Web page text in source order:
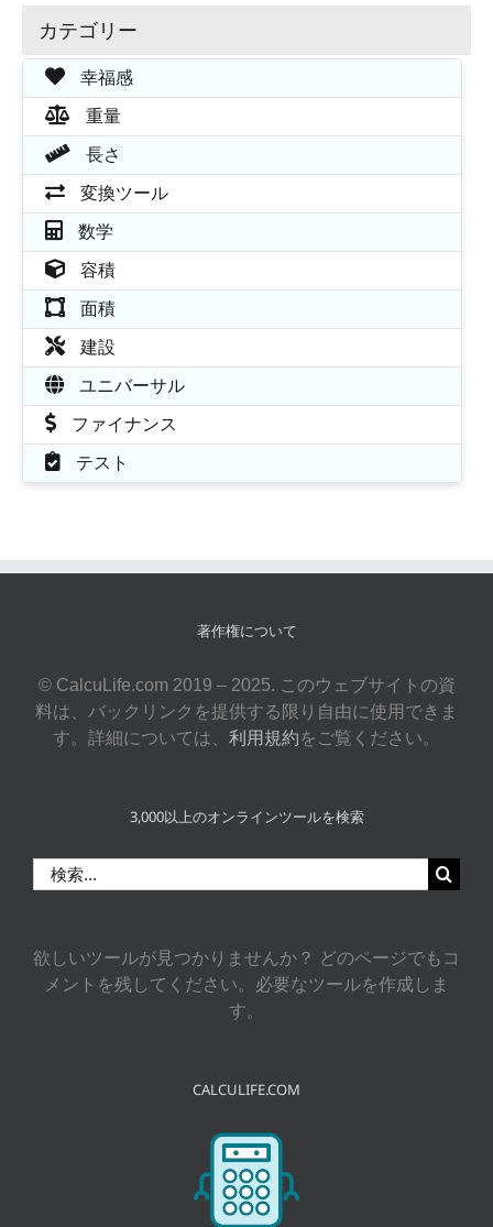
カテゴリー
幸福感
重量
長さ
変換ツール
数学
容積
面積
建設
ユニバーサル
ファイナンス
テスト
著作権について
© CalcuLife.com 2019 – 2025. このウェブサイトの資
料は、バックリンクを提供する限り自由に使用できま
す。詳細については、 利用規約をご覧ください。
3,000以上のオンラインツールを検索
欲しいツールが見つかりませんか？ どのページでもコ
メントを残してください。必要なツールを作成しま
す。
CALCULIFE.COM